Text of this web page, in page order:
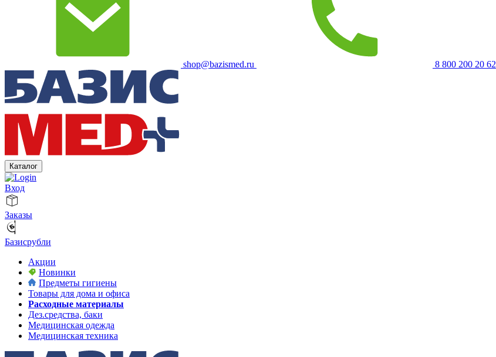
shop@bazismed.ru 8 800 200 20 62
Каталог
Вход
Заказы
Базисрубли
Акции
Новинки
Предметы гигиены
Товары для дома и офиса
Расходные материалы
Дез.средства, баки
Медицинская одежда
Медицинская техника